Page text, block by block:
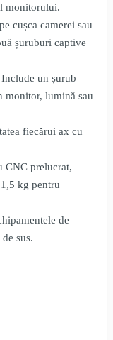
monitorului.
cușca camerei sau
șuruburi captive
un șurub
monitor, lumină sau
fiecărui ax cu
CNC prelucrat,
kg pentru
de
sus.